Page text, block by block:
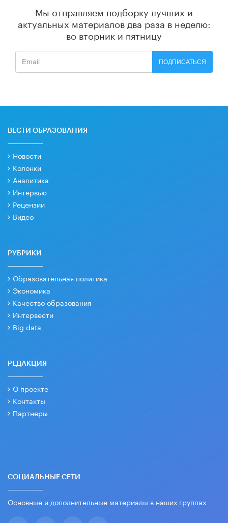
Мы отправляем подборку лучших и
актуальных материалов два раза в неделю:
во вторник и пятницу
ПОДПИСАТЬСЯ
ВЕСТИ ОБРАЗОВАНИЯ
Новости
Колонки
Аналитика
Интервью
Рецензии
Видео
РУБРИКИ
Образовательная политика
Экономика
Качество образования
Интервести
Big data
РЕДАКЦИЯ
О проекте
Контакты
Партнеры
СОЦИАЛЬНЫЕ СЕТИ
Основные и дополнительные материалы в наших группах